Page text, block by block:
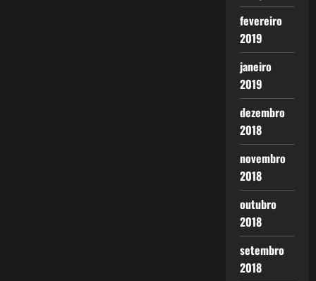
fevereiro
2019
janeiro
2019
dezembro
2018
novembro
2018
outubro
2018
setembro
2018